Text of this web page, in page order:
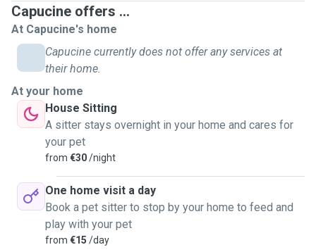
Capucine offers ...
At Capucine's home
Capucine currently does not offer any services at
their home.
At your home
House Sitting
A sitter stays overnight in your home and cares for
your pet
from €30/night
One home visit a day
Book a pet sitter to stop by your home to feed and
play with your pet
from €15 /day